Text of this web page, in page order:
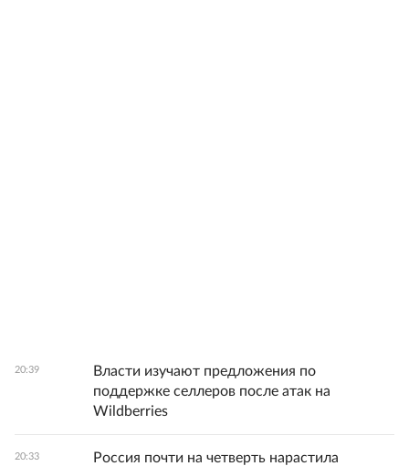
20:39
Власти изучают предложения по
поддержке селлеров после атак на
Wildberries
20:33
Россия почти на четверть нарастила